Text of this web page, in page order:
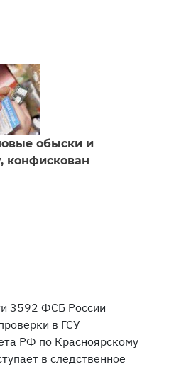
обыски и
конфискован
3592 ФСБ России
в ГСУ
РФ по Красноярскому
в следственное